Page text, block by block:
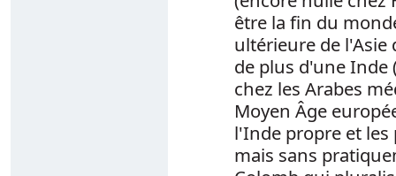
être la fin du
ultérieure de l'Asie
de plus d'une Inde
chez les Arabes
Moyen Âge
l'Inde propre et les
mais sans